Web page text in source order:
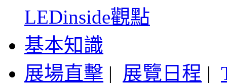
LEDinside觀點
基本知識
展場直擊 | 展覽日程 |